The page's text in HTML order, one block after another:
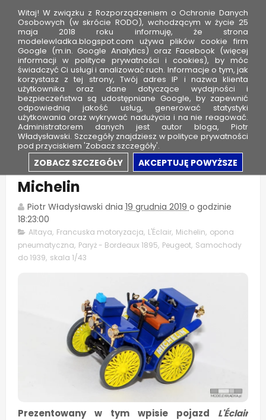
a
Peugeot L'Éclair - sukces braci
Michelin
Piotr Władysławski dnia 19 grudnia 2019 o godzinie
18:23:00
Altaya, Francuska motoryzacja, L'Éclair, Michelin, opona
pneumatyczna, Paryż - Bordeaux 1895, Peugeot, Samochody
do 1939, skala 1/43
Prezentowany w tym wpisie pojazd L'Éclair
Witaj! W związku z Rozporządzeniem o Ochronie Danych
Osobowych (w skrócie RODO), wchodzącym w życie 25
maja 2018 roku informuję, że strona
modelewladka.blogspot.com używa plików cookie firm
Google (m.in. Google Analytics) oraz Facebook (więcej
informacji w polityce prywatności i cookies), by móc
świadczyć Ci usługi i analizować ruch. Informacje o tym, jak
korzystasz z tej strony, Twój adres IP i nazwa klienta
użytkownika oraz dane dotyczące wydajności i
bezpieczeństwa są udostępniane Google, by zapewnić
odpowiednią jakość usług, generować statystyki
użytkowania oraz wykrywać nadużycia i na nie reagować.
Administratorem danych jest autor bloga, Piotr
Władysławski. Szczegóły znajdziesz w polityce prywatności
pod przyciskiem 'Zobacz szczegóły'.
ZOBACZ SZCZEGÓŁY AKCEPTUJĘ POWYŻSZE